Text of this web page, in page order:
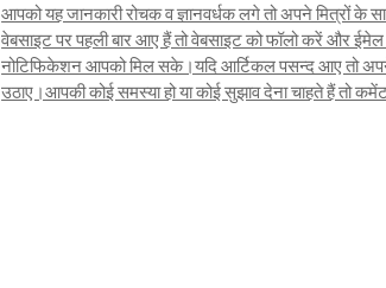
आपको यह जानकारी रोचक व ज्ञानवर्धक लगे तो अपने मित्रों
वेबसाइट पर पहली बार आए हैं तो वेबसाइट को फॉलो करें और
नोटिफिकेशन आपको मिल सके।यदि आर्टिकल पसन्द आए तो
उठाए।आपकी कोई समस्या हो या कोई सुझाव देना चाहते हैं तो